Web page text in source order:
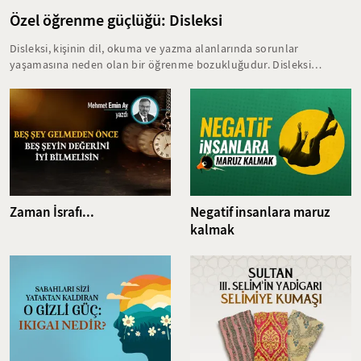
Özel öğrenme güçlüğü: Disleksi
Disleksi, kişinin dil, okuma ve yazma alanlarında sorunlar
yaşamasına neden olan bir öğrenme bozukluğudur. Disleksi
Bu öğrenme bozukluğunun erken yaşta teşhis edilmesi ve kişiye
özel doğru tedavi yöntemlerine başlanması akademik başarının
zarar görmesini büyük oranda engeller.
Zaman İsrafı...
Negatif insanlara maruz
kalmak